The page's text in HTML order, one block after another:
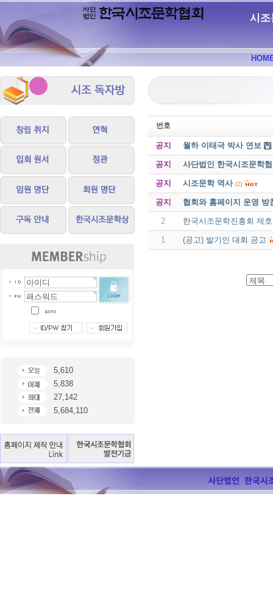
시조
5,610
5,838
27,142
5,684,110
번호
공지 월하 이태극 박사 연보
공지 사단법인 한국시조문학
공지 시조문학 역사 (2)
공지 협회와 홈페이지 운영 방
2 한국시조문학진흥회 제
1 (공고) 발기인 대회 공고